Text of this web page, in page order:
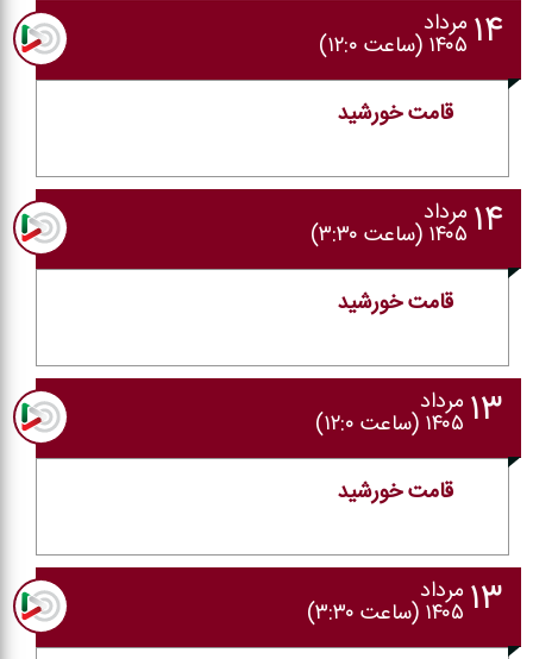
۱۴ مرداد
۱۴۰۵ (ساعت ۱۲:۰)
قامت خورشید
۱۴ مرداد
۱۴۰۵ (ساعت ۳:۳۰)
قامت خورشید
۱۳ مرداد
۱۴۰۵ (ساعت ۱۲:۰)
قامت خورشید
۱۳ مرداد
۱۴۰۵ (ساعت ۳:۳۰)